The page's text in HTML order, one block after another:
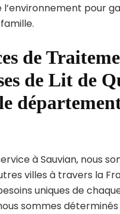
l’environnement pour
de
de Lit de
à Sauvian, nous
villes à travers la
uniques de
sommes